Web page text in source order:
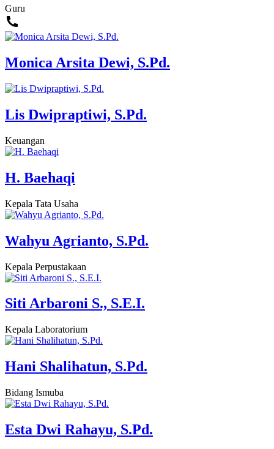
Guru
Monica Arsita Dewi, S.Pd.
Lis Dwipraptiwi, S.Pd.
Keuangan
H. Baehaqi
Kepala Tata Usaha
Wahyu Agrianto, S.Pd.
Kepala Perpustakaan
Siti Arbaroni S., S.E.I.
Kepala Laboratorium
Hani Shalihatun, S.Pd.
Bidang Ismuba
Esta Dwi Rahayu, S.Pd.